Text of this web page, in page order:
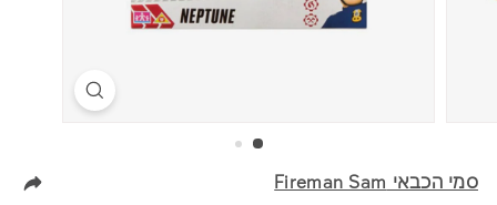
סמי הכבאי Fireman Sam